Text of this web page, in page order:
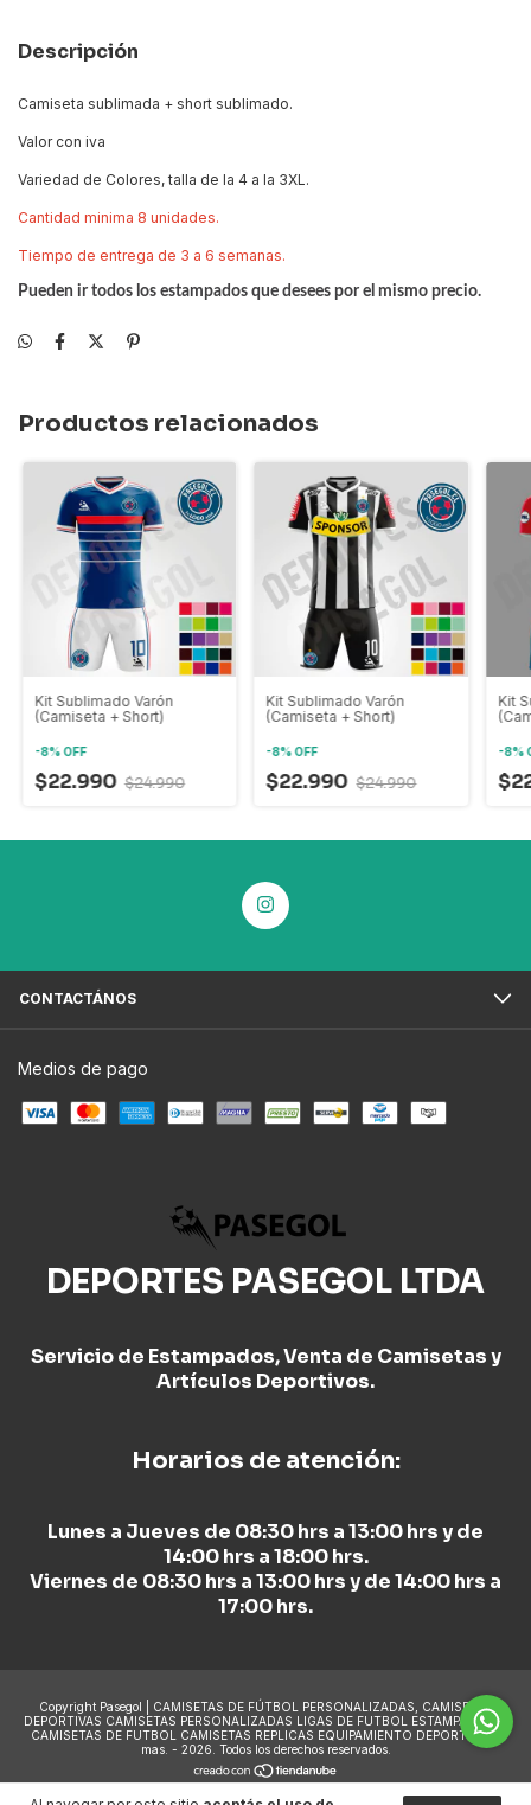
Descripción
Camiseta sublimada + short sublimado.
Valor con iva
Variedad de Colores, talla de la 4 a la 3XL.
Cantidad minima 8 unidades.
Tiempo de entrega de 3 a 6 semanas.
Pueden ir todos los estampados que desees por el mismo precio.
Productos relacionados
Kit Sublimado Varón
(Camiseta + Short)
-8%OFF
$22.990 $24.990
Kit Sublimado Varón
(Camiseta + Short)
-8%OFF
$22.990 $24.990
Kit
-8%
CONTACTÁNOS
Medios de pago
DEPORTES PASEGOL LTDA
Servicio de Estampados, Venta de Camisetas y
Artículos Deportivos.
Horarios de atención:
Lunes a Jueves de 08:30 hrs a 13:00 hrs y de
14:00 hrs a 18:00 hrs.
Viernes de 08:30 hrs a 13:00 hrs y de 14:00 hrs a
17:00 hrs.
Copyright Pasegol | CAMISETAS DE FÚTBOL PERSONALIZADAS, CAMISETAS
DEPORTIVAS CAMISETAS PERSONALIZADAS LIGAS DE FUTBOL ESTAMPADO DE
CAMISETAS DE FUTBOL CAMISETAS REPLICAS EQUIPAMIENTO DEPORTIVO y
mas. - 2026. Todos los derechos reservados.